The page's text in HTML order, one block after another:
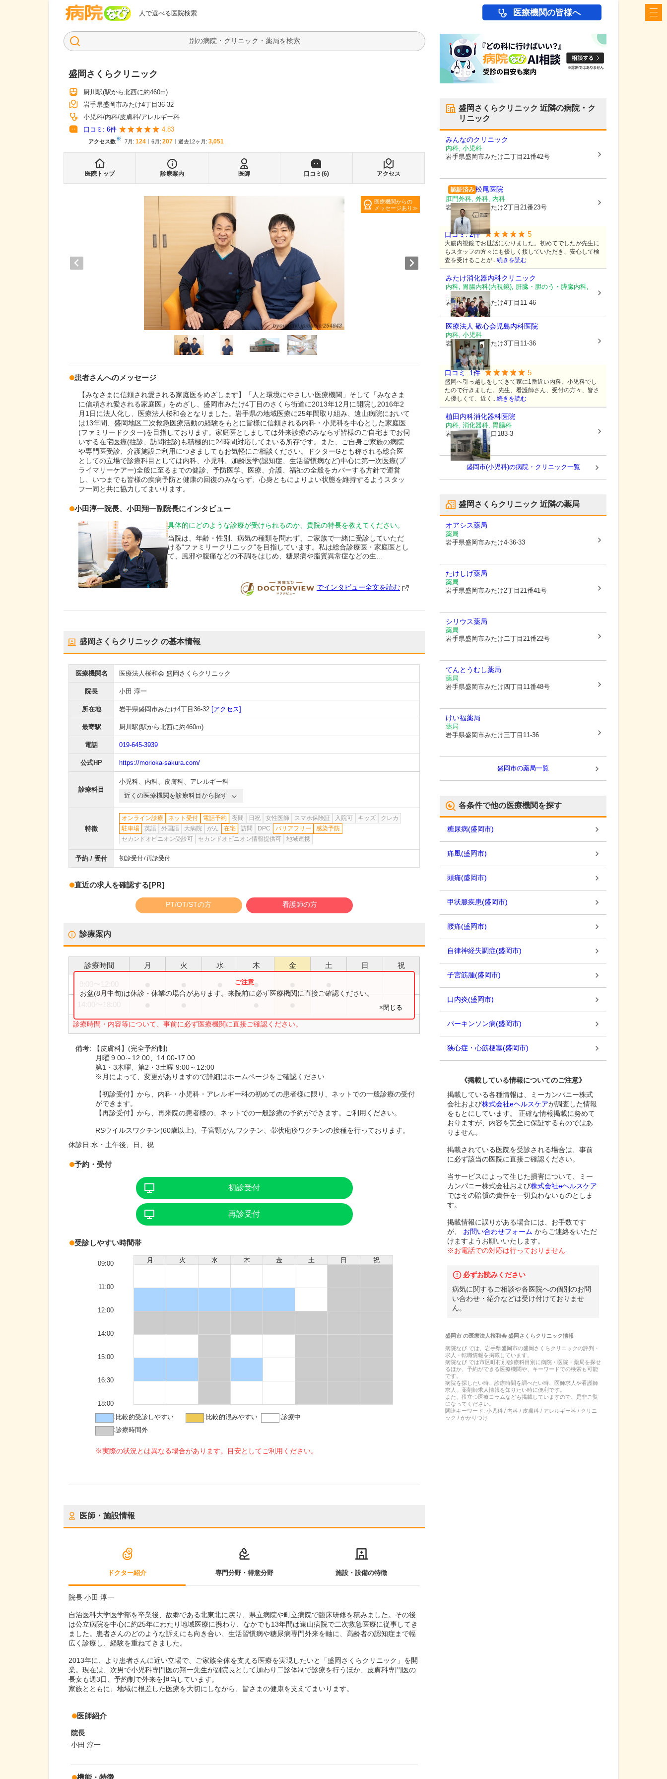
人で選べる医院検索
病院なび 医療機関の皆様へ
検索
盛岡さくらクリニック
厨川駅(駅から北西に約460m)
岩手県盛岡市みたけ4丁目36-32
小児科 内科 皮膚科 アレルギー科
口コミ: 6件 4.83
アクセス数※ 7月 : 124 6月 : 207 過去12ヶ月: 3,051
医院トップ 診療案内 医師 口コミ(6) アクセス
医療機関からの
メッセージあり
患者さんへのメッセージ
【みなさまに信頼され愛される家庭医をめざします】「人と環境にやさしい医療機関」そして「みなさま
に信頼され愛される家庭医」をめざし、盛岡市みたけ4丁目のさくら街道に2013年12月に開院し2016年2
月1日に法人化し、医療法人桜和会となりました。岩手県の地域医療に25年間取り組み、遠山病院において
は13年間、盛岡地区二次救急医療活動の経験をもとに皆様に信頼される内科・小児科を中心とした家庭医
(ファミリードクター)を目指しております。家庭医としましては外来診療のみならず皆様のご自宅までお伺
いする在宅医療(往診、訪問往診)も積極的に24時間対応してまいる所存です。また、ご自身ご家族の病院
や専門医受診、介護施設ご利用につきましてもお気軽にご相談ください。ドクターGとも称される総合医
としての立場で診療科目としては内科、小児科、加齢医学(認知症、生活習慣病など)中心に第一次医療(プ
ライマリーケアー)全般に至るまでの健診、予防医学、医療、介護、福祉の全般をカバーする方針で運営
し、いつまでも皆様の疾病予防と健康の回復のみならず、心身ともによりよい状態を維持するようスタッ
フ一同と共に協力してまいります。
小田淳一院長、 小田翔一副院長にインタビュー
具体的にどのような診療が受けられるのか、貴院の特長を教えてください。
当院は、年齢・性別、病気の種類を問わず、ご家族で一緒に受診していただ
ける“ファミリークリニック”を目指しています。私は総合診療医・家庭医とし
て、風邪や腹痛などの不調をはじめ、糖尿病や脂質異常症などの生…
DOCTORVIEW
でインタビュー全文を読む
盛岡さくらクリニック の基本情報
医療機関名 医療法人桜和会 盛岡さくらクリニック
院長 小田 淳一
所在地 岩手県盛岡市みたけ4丁目36-32 [アクセス]
最寄駅 厨川駅(駅から北西に約460m)
電話 019-645-3939
公式HP https://morioka-sakura.com/
診療科目
小児科、 内科、 皮膚科、 アレルギー科
近くの医療機関を診療科目から探す
特徴
オンライン診療 ネット受付 電話予約 夜間 日祝 女性医師 スマホ保険証 入院可 キッズ
クレカ
駐車場
英語 外国語 大病院 がん 在宅 訪問 DPC バリアフリー
感染予防
セカンドオピニオン受診可
セカンドオピニオン情報提供可 地域連携
予約 / 受付 初診受付 再診受付
直近の求人を確認する[PR]
PT/OT/STの方 看護師の方
診療案内
診療時間 月 火 水 木 金 土 日 祝
●
診療時間・内容等について、事前に必ず医療機関に直接ご確認ください。
お盆(8月中旬)は休診・休業の場合があります。来院前に必ず医療機関に直接ご確認ください。
×閉じる
備考:
【皮膚科】(完全予約制)
月曜 9:00～12:00、14:00-17:00
第1・3木曜、第2・3土曜 9:00～12:00
※月によって、変更がありますので詳細はホームページをご確認ください
【初診受付】から、内科・小児科・アレルギー科の初めての患者様に限り、ネットでの一般診療の受付
ができます。
【再診受付】から、再来院の患者様の、ネットでの一般診療の予約ができます。ご利用ください。
RSウイルスワクチン(60歳以上)、子宮頸がんワクチン、帯状疱疹ワクチンの接種を行っております。
休診日:水・土午後、日、祝
予約・受付
初診受付
再診受付
受診しやすい時間帯
月 火 水 木 金 土 日 祝
09:00
11:00
12:00
14:00
15:00
16:30
18:00
: 比較的受診しやすい : 比較的混みやすい :診療中
:診療時間外
※実際の状況とは異なる場合があります。目安としてご利用ください。
医師・施設情報
ドクター紹介 専門分野・得意分野 施設・設備の特徴
院長 小田 淳一
自治医科大学医学部を卒業後、故郷である北東北に戻り、県立病院や町立病院で臨床研修を積みました。その後
は公立病院を中心に約25年にわたり地域医療に携わり、なかでも13年間は遠山病院で二次救急医療に従事してき
ました。患者さんのどのような訴えにも向き合い、生活習慣病や糖尿病専門外来を軸に、高齢者の認知症まで幅
広く診療し、経験を重ねてきました。
2013年に、より患者さんに近い立場で、ご家族全体を支える医療を実現したいと「盛岡さくらクリニック」を開
業。現在は、次男で小児科専門医の翔一先生が副院長として加わり二診体制で診療を行うほか、皮膚科専門医の
長女も週3日、予約制で外来を担当しています。
家族とともに、地域に根差した医療を大切にしながら、皆さまの健康を支えてまいります。
医師紹介
院長
小田 淳一
盛岡さくらクリニック 近隣の病院・ク
リニック
みんなのクリニック
内科, 小児科
岩手県盛岡市みたけ二丁目21番42号
認証済み 松尾医院
肛門外科, 外科, 内科
岩手県盛岡市
みたけ2丁目21番23号
口コミ:2件 5
大腸内視鏡でお世話になりました。初めてでしたが先生に
もスタッフの方々にも優しく接していただき、安心して検
査を受けることが...続きを読む
みたけ消化器内科クリニック
内科, 胃腸内科(内視鏡), 肝臓・胆のう・膵臓内科,
...
岩手県盛岡市みたけ4丁目11-46
医療法人 敬心会児島内科医院
内科, 小児科
岩手県盛岡市みたけ3丁目11-36
口コミ: 1件 5
盛岡へ引っ越しをしてきて家に1番近い内科、小児科でし
たので行きました。先生、看護師さん、受付の方々、皆さ
ん優しくて、近く...続きを読む
植田内科消化器科医院
内科, 消化器科, 胃腸科
岩手県滝沢市穴口183-3
盛岡市(小児科)の病院・クリニック一覧
盛岡さくらクリニック 近隣の薬局
オアシス薬局
薬局
岩手県盛岡市みたけ4-36-33
たけしげ薬局
薬局
岩手県盛岡市みたけ2丁目21番41号
シリウス薬局
薬局
岩手県盛岡市みたけ二丁目21番22号
てんとうむし薬局
薬局
岩手県盛岡市みたけ四丁目11番48号
けい福薬局
薬局
岩手県盛岡市みたけ三丁目11-36
盛岡市の薬局一覧
各条件で他の医療機関を探す
糖尿病(盛岡市)
痛風(盛岡市)
頭痛(盛岡市)
甲状腺疾患(盛岡市)
腰痛(盛岡市)
自律神経失調症(盛岡市)
子宮筋腫(盛岡市)
口内炎(盛岡市)
パーキンソン病(盛岡市)
狭心症・心筋梗塞(盛岡市)
《掲載している情報についてのご注意》
掲載している各種情報は、ミーカンパニー株式
会社および株式会社eヘルスケアが調査した情報
をもとにしています。 正確な情報掲載に努めて
おりますが、内容を完全に保証するものではあ
りません。
掲載されている医院を受診される場合は、事前
に必ず該当の医院に直接ご確認ください。
当サービスによって生じた損害について、ミー
カンパニー株式会社および株式会社eヘルスケア
ではその賠償の責任を一切負わないものとしま
す。
掲載情報に誤りがある場合には、お手数です
が、
お問い合わせフォーム からご連絡をいただ
けますようお願いいたします。
※お電話での対応は行っておりません
必ずお読みください
病気に関するご相談や各医院への個別のお問
い合わせ・紹介などは受け付けておりませ
ん。
盛岡市の医療法人桜和会 盛岡さくらクリニック情報
病院なび では、 岩手県盛岡市の盛岡さくらクリニックの評判・
求人・転職情報を掲載しています。
病院なび では市区町村別/診療科目別に病院・医院・薬局を探せ
るほか、予約ができる医療機関や、キーワードでの検索も可能
です。
病院を探したい時、診療時間を調べたい時、医師求人や看護師
求人、薬剤師求人情報を知りたい時に便利です。
また、役立つ医療コラムなども掲載していますので、是非ご覧
になってください。
関連キーワード: 小児科 / 内科 / 皮膚科 / アレルギー科 / クリニ
ック / かかりつけ